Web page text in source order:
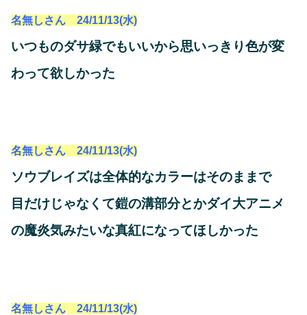
名無しさん 24/11/13(水)
いつものダサ緑でもいいから思いっきり色が変
わって欲しかった
名無しさん 24/11/13(水)
ソウブレイズは全体的なカラーはそのままで
目だけじゃなくて鎧の溝部分とかダイ大アニメ
の魔炎気みたいな真紅になってほしかった
名無しさん 24/11/13(水)